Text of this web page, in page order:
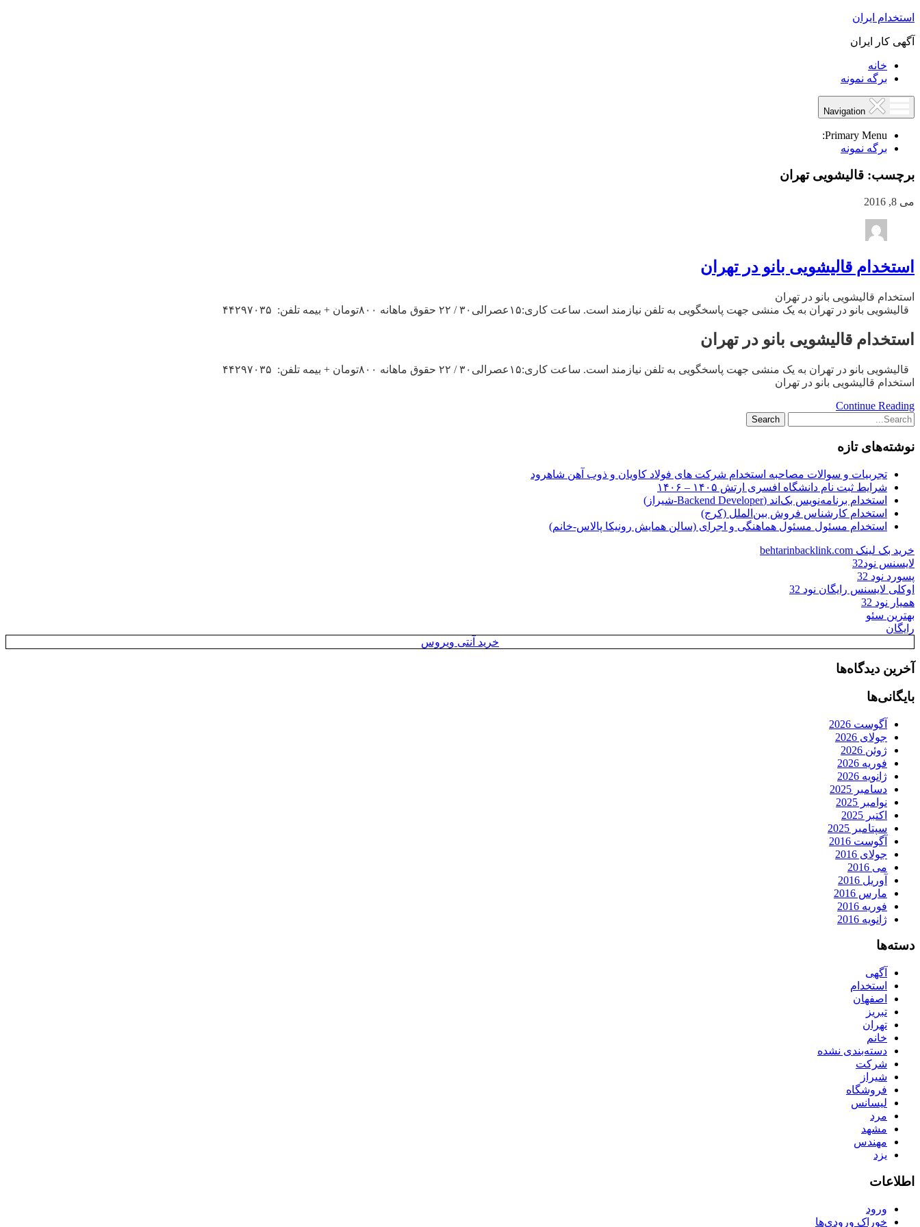
استخدام ایران
آگهی کار ایران
خانه
برگه نمونه
Primary Menu:
برگه نمونه
برچسب: قالیشویی تهران
می 8, 2016
استخدام قالیشویی بانو در تهران
استخدام قالیشویی بانو در تهران
قالیشویی بانو در تهران به یک منشی جهت پاسخگویی به تلفن نیازمند است. ساعت کاری:۱۵عصرالی۳۰ / ۲۲ حقوق ماهانه ۸۰۰تومان + بیمه تلفن: ۴۴۲۹۷۰۳۵
استخدام قالیشویی بانو در تهران
قالیشویی بانو در تهران به یک منشی جهت پاسخگویی به تلفن نیازمند است. ساعت کاری:۱۵عصرالی۳۰ / ۲۲ حقوق ماهانه ۸۰۰تومان + بیمه تلفن: ۴۴۲۹۷۰۳۵
استخدام قالیشویی بانو در تهران
Continue Reading
نوشته‌های تازه
تجربیات و سوالات مصاحبه استخدام شرکت های فولاد کاویان و ذوب آهن شاهرود
شرایط ثبت نام دانشگاه افسری ارتش ۱۴۰۵ – ۱۴۰۶
استخدام برنامه‌نویس بک‌اند (Backend Developer-شیراز)
استخدام کارشناس فروش بین‌الملل (کرج)
استخدام مسئول مسئول هماهنگی و اجرای (سالن همایش رونیکا پالاس-خانم)
خرید بک لینک behtarinbacklink.com
لایسنس نود32
پسورد نود 32
اوکلی لایسنس رایگان نود 32
همیار نود 32
بهترین سئو
رایگان
خرید آنتی ویروس
آخرین دیدگاه‌ها
بایگانی‌ها
آگوست 2026
جولای 2026
ژوئن 2026
فوریه 2026
ژانویه 2026
دسامبر 2025
نوامبر 2025
اکتبر 2025
سپتامبر 2025
آگوست 2016
جولای 2016
می 2016
آوریل 2016
مارس 2016
فوریه 2016
ژانویه 2016
دسته‌ها
آگهی
استخدام
اصفهان
تبریز
تهران
خانم
دسته‌بندی نشده
شرکت
شیراز
فروشگاه
لیسانس
مرد
مشهد
مهندس
یزد
اطلاعات
ورود
خوراک ورودی‌ها